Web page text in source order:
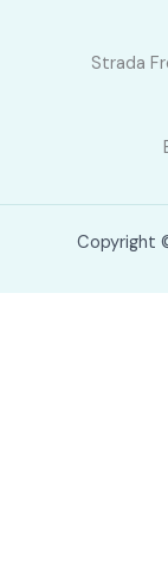
Strada
Copyright